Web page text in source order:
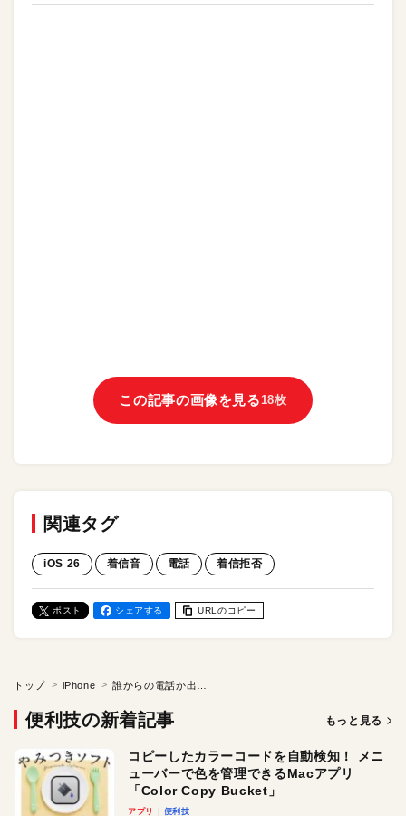
この記事の画像を見る18枚
関連タグ
iOS 26 着信音 電話 着信拒否
ポスト シェアする URLのコピー
トップ iPhone 誰からの電話か出る前にわかる！ 「着信スクリーニング」の使い方。 「既知としてマーク」とは？「名前と要件を録音してください」と言われたときの対処法も
便利技の新着記事 もっと見る
コピーしたカラーコードを自動検知！ メニ
ューバーで色を管理できるMacアプリ
「Color Copy Bucket」
アプリ 便利技